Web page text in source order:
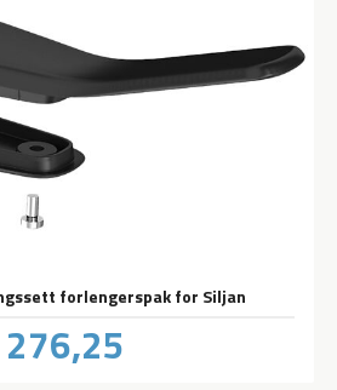
forlengerspak for Siljan
Pris
276,25